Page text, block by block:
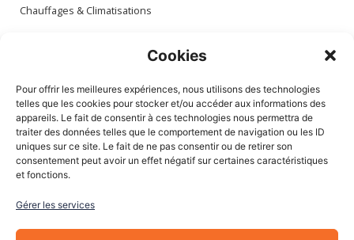
Cookies
Pour offrir les meilleures expériences, nous utilisons des technologies
telles que les cookies pour stocker et/ou accéder aux informations des
appareils. Le fait de consentir à ces technologies nous permettra de
traiter des données telles que le comportement de navigation ou les ID
uniques sur ce site. Le fait de ne pas consentir ou de retirer son
consentement peut avoir un effet négatif sur certaines caractéristiques
et fonctions.
Gérer les services
Chauffages & Climatisations
Mon compte
Mes commandes
Mes adresses
Mon panier
Informations
À Propos de nous
Blog